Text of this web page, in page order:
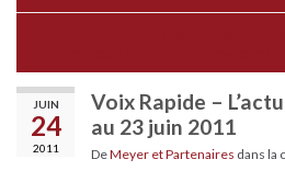
JUIN
24
2011
Voix Rapide –
au 23 juin 2011
DeMeyer et Partenaires dans la